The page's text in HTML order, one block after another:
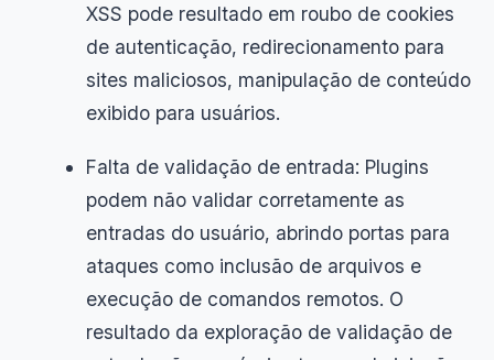
XSS pode resultado em roubo de cookies
de autenticação, redirecionamento para
sites maliciosos, manipulação de conteúdo
exibido para usuários.
Falta de validação de entrada: Plugins
podem não validar corretamente as
entradas do usuário, abrindo portas para
ataques como inclusão de arquivos e
execução de comandos remotos. O
resultado da exploração de validação de